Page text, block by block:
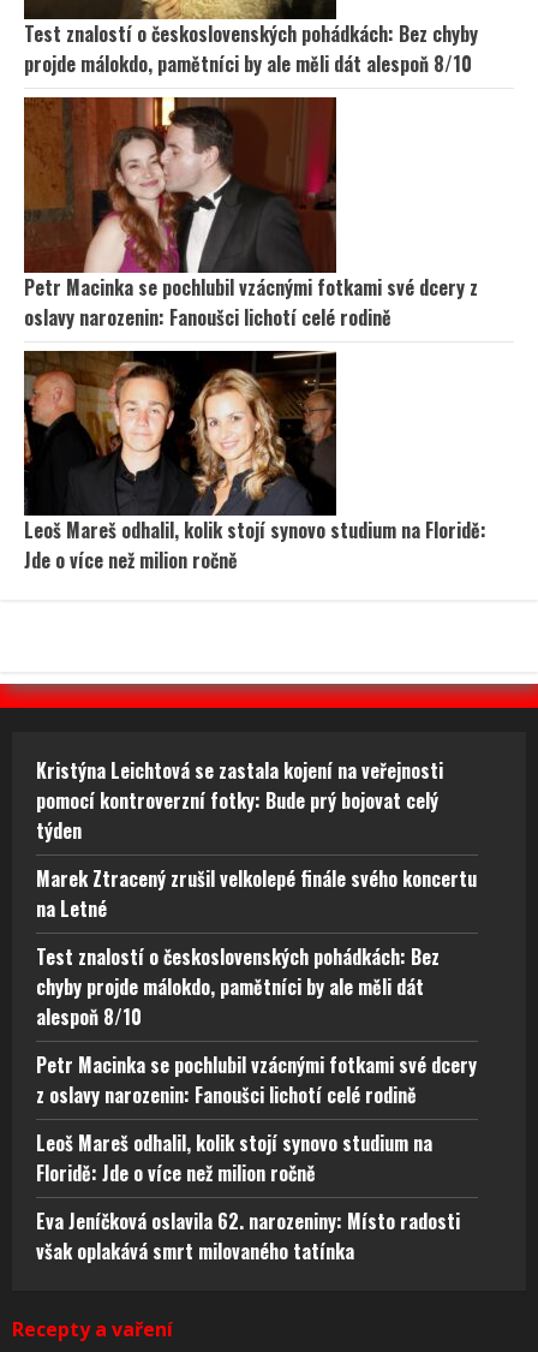
Test znalostí o československých pohádkách: Bez chyby
projde málokdo, pamětníci by ale měli dát alespoň 8/10
Petr Macinka se pochlubil vzácnými fotkami své dcery z
oslavy narozenin: Fanoušci lichotí celé rodině
Leoš Mareš odhalil, kolik stojí synovo studium na Floridě:
Jde o více než milion ročně
Kristýna Leichtová se zastala kojení na veřejnosti
pomocí kontroverzní fotky: Bude prý bojovat celý
týden
Marek Ztracený zrušil velkolepé finále svého koncertu
na Letné
Test znalostí o československých pohádkách: Bez
chyby projde málokdo, pamětníci by ale měli dát
alespoň 8/10
Petr Macinka se pochlubil vzácnými fotkami své dcery
z oslavy narozenin: Fanoušci lichotí celé rodině
Leoš Mareš odhalil, kolik stojí synovo studium na
Floridě: Jde o více než milion ročně
Eva Jeníčková oslavila 62. narozeniny: Místo radosti
však oplakává smrt milovaného tatínka
Recepty a vaření